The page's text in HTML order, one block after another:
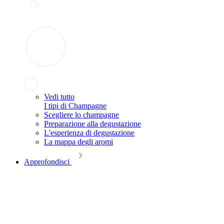
Vedi tutto
I tipi di Champagne
Scegliere lo champagne
Preparazione alla degustazione
L'esperienza di degustazione
La mappa degli aromi
Approfondisci